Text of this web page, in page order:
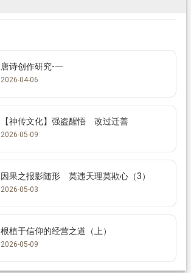
唐诗创作研究-一
2026-04-06
【神传文化】强盗醒悟 改过迁善
2026-05-09
因果之报影随形 莫违天理莫欺心（3）
2026-05-03
根植于信仰的经营之道（上）
2026-05-09